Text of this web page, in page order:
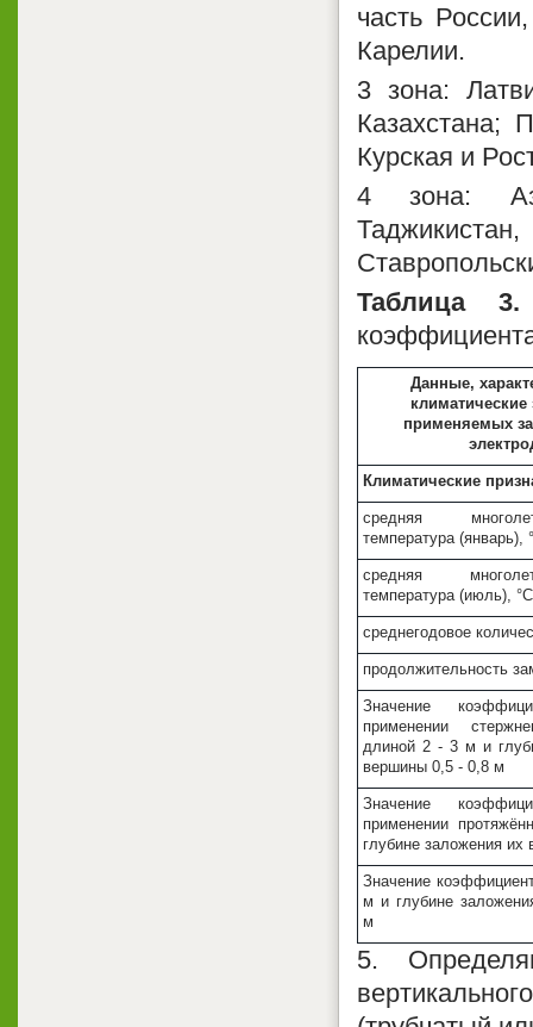
часть
Карелии.
3 зона:
Казахстана;
Курская и
4 зона:
Таблица 3.
Данные,
применяемых
Климатические
средняя
температура (январь),
средняя
температура (июль), °С
среднегодовое
продолжительность
Значение
применении
длиной 2 - 3 м и
вершины 0,5 - 0,8 м
Значение
применении
глубине заложения
Значение
м и глубине
м
5.